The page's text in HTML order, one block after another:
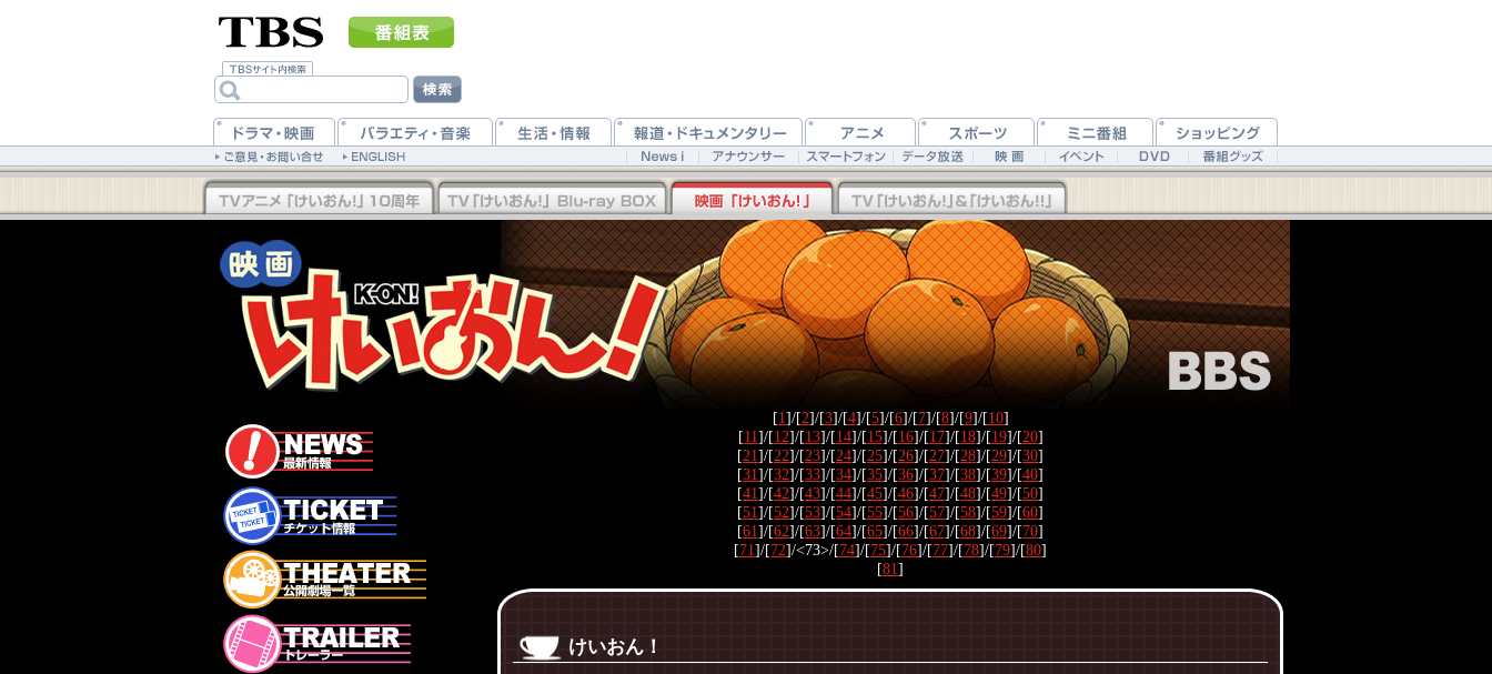
[1]/[2]/[3]/[4]/[5]/[6]/[7]/[8]/[9]/[10]
[11]/[12]/[13]/[14]/[15]/[16]/[17]/[18]/[19]/[20]
[21]/[22]/[23]/[24]/[25]/[26]/[27]/[28]/[29]/[30]
[31]/[32]/[33]/[34]/[35]/[36]/[37]/[38]/[39]/[40]
[41]/[42]/[43]/[44]/[45]/[46]/[47]/[48]/[49]/[50]
[51]/[52]/[53]/[54]/[55]/[56]/[57]/[58]/[59]/[60]
[61]/[62]/[63]/[64]/[65]/[66]/[67]/[68]/[69]/[70]
[71]/[72]/<73>/[74]/[75]/[76]/[77]/[78]/[79]/[80]
[81]
けいおん！